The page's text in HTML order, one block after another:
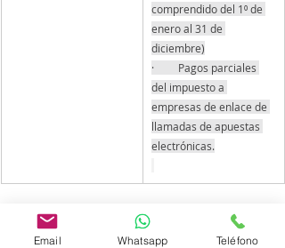
comprendido del 1⁰ de
enero al 31 de
diciembre)
·         Pagos parciales
del impuesto a
empresas de enlace de
llamadas de apuestas
electrónicas.
Actualidad Tributaria y Legal
Email Whatsapp Teléfono